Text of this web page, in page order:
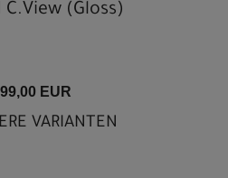
(Gloss)
EUR
VARIANTEN